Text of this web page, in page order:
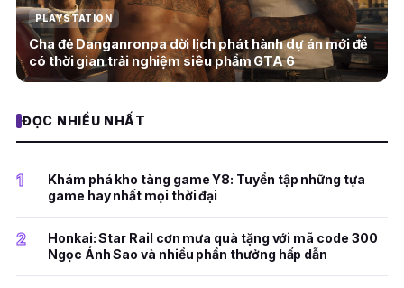
PLAYSTATION
Cha đẻ Danganronpa dời lịch phát hành dự án mới để
có thời gian trải nghiệm siêu phẩm GTA 6
ĐỌC NHIỀU NHẤT
1
Khám phá kho tàng game Y8: Tuyển tập những tựa
game hay nhất mọi thời đại
2
Honkai: Star Rail cơn mưa quà tặng với mã code 300
Ngọc Ánh Sao và nhiều phần thưởng hấp dẫn